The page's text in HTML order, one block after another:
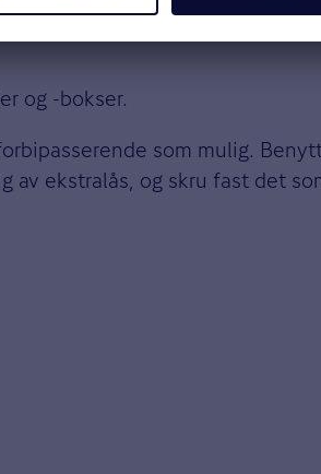
hvis du vil ha den
og -bokser.
som mulig.
ekstralås, og skru fast det